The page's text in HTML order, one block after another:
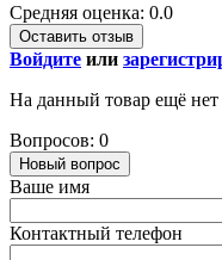
Средняя оценка: 0.0
Оставить отзыв
Войдите или
На данный товар ещё нет
Вопросов: 0
Новый вопрос
Ваше имя
Контактный телефон